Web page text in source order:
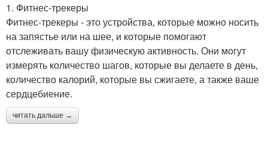
1. Фитнес-трекеры
Фитнес-трекеры - это устройства, которые можно носить
на запястье или на шее, и которые помогают
отслеживать вашу физическую активность. Они могут
измерять количество шагов, которые вы делаете в день,
количество калорий, которые вы сжигаете, а также ваше
сердцебиение.
читать дальше →